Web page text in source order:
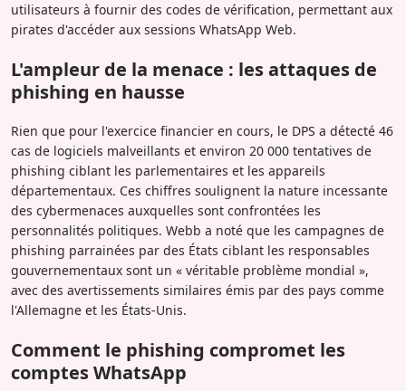
utilisateurs à fournir des codes de vérification, permettant aux
pirates d'accéder aux sessions WhatsApp Web.
L'ampleur de la menace : les attaques de
phishing en hausse
Rien que pour l'exercice financier en cours, le DPS a détecté 46
cas de logiciels malveillants et environ 20 000 tentatives de
phishing ciblant les parlementaires et les appareils
départementaux. Ces chiffres soulignent la nature incessante
des cybermenaces auxquelles sont confrontées les
personnalités politiques. Webb a noté que les campagnes de
phishing parrainées par des États ciblant les responsables
gouvernementaux sont un « véritable problème mondial »,
avec des avertissements similaires émis par des pays comme
l'Allemagne et les États-Unis.
Comment le phishing compromet les
comptes WhatsApp